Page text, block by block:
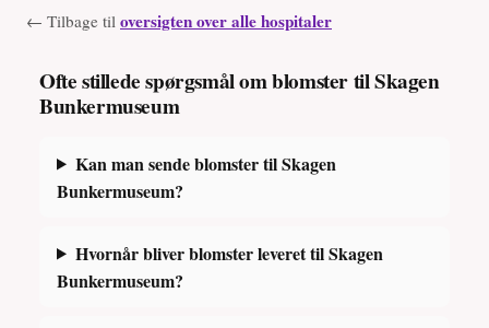
← Tilbage til oversigten over alle hospitaler
Ofte stillede spørgsmål om blomster til Skagen
Bunkermuseum
Kan man sende blomster til Skagen
Bunkermuseum?
Hvornår bliver blomster leveret til Skagen
Bunkermuseum?